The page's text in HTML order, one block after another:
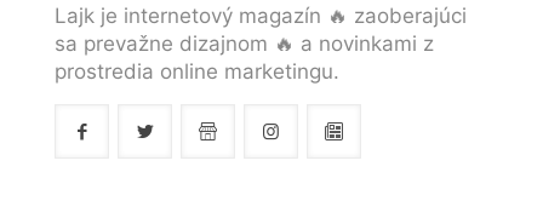
Lajk je internetový magazín 🔥 zaoberajúci
sa prevažne dizajnom 🔥 a novinkami z
prostredia online marketingu.